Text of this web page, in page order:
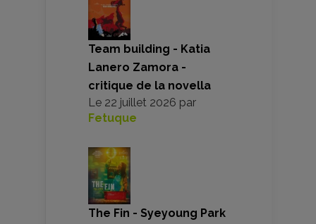
Team building - Katia
Lanero Zamora -
critique de la novella
Le 22 juillet 2026 par
Fetuque
The Fin - Syeyoung Park